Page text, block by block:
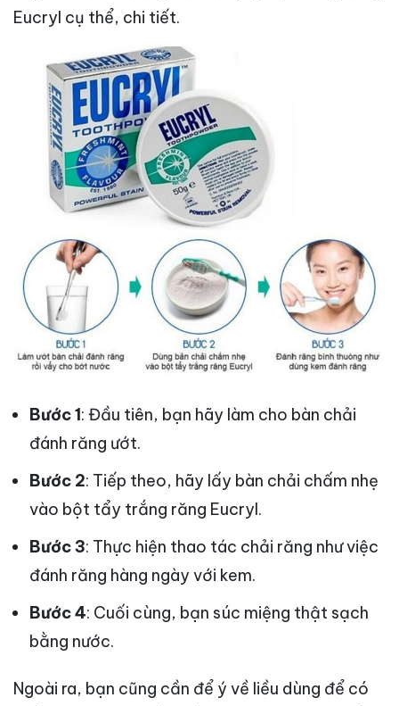
Eucryl cụ thể, chi tiết.
Bước 1: Đầu tiên, bạn hãy làm cho bàn chải
đánh răng ướt.
Bước 2: Tiếp theo, hãy lấy bàn chải chấm nhẹ
vào bột tẩy trắng răng Eucryl.
Bước 3: Thực hiện thao tác chải răng như việc
đánh răng hàng ngày với kem.
Bước 4: Cuối cùng, bạn súc miệng thật sạch
bằng nước.
Ngoài ra, bạn cũng cần để ý về liều dùng để có